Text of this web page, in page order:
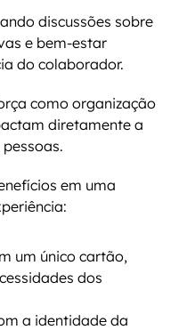
discussões sobre
e bem-estar
do colaborador.
como organização
diretamente a
em uma
um único cartão,
dos
a identidade da